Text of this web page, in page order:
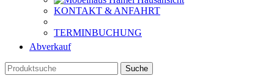
KONTAKT & ANFAHRT
TERMINBUCHUNG
Abverkauf
Suche